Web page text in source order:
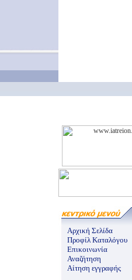
Αρχική Σελίδα
Προφίλ Καταλόγου
Επικοινωνία
Αναζήτηση
Αίτηση εγγραφής